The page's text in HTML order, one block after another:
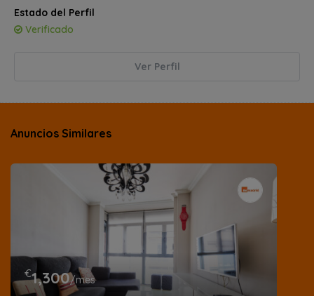
Estado del Perfil
Verificado
Ver Perfil
Anuncios Similares
€1,300/mes